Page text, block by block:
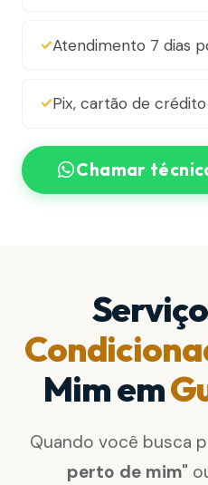
Atendimento 7 dias
Pix, cartão de
Chamar
Mim em
Quando você busca
perto de mim"